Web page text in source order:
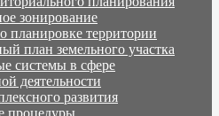
зонирование
планировке территории
план земельного участка
системы в сфере
деятельности
развития
процедуры